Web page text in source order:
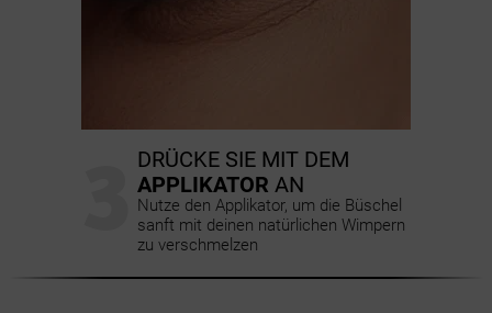
DRÜCKE SIE MIT DEM
APPLIKATOR AN
Nutze den Applikator, um die Büschel
sanft mit deinen natürlichen Wimpern
zu verschmelzen